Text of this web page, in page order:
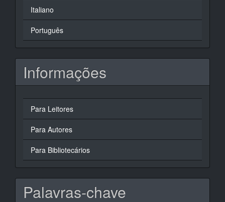
Italiano
Português
Informações
Para Leitores
Para Autores
Para Bibliotecários
Palavras-chave